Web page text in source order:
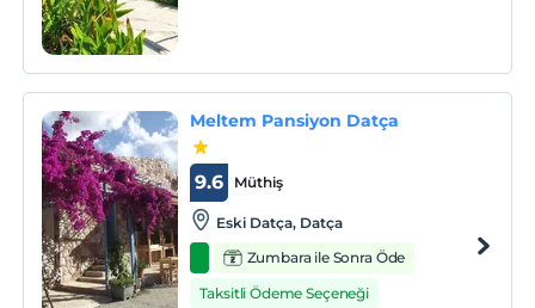
Meltem Pansiyon Datça
Müthiş
9.6
Eski Datça, Datça
Zumbara ile Sonra Öde
Taksitli Ödeme Seçeneği